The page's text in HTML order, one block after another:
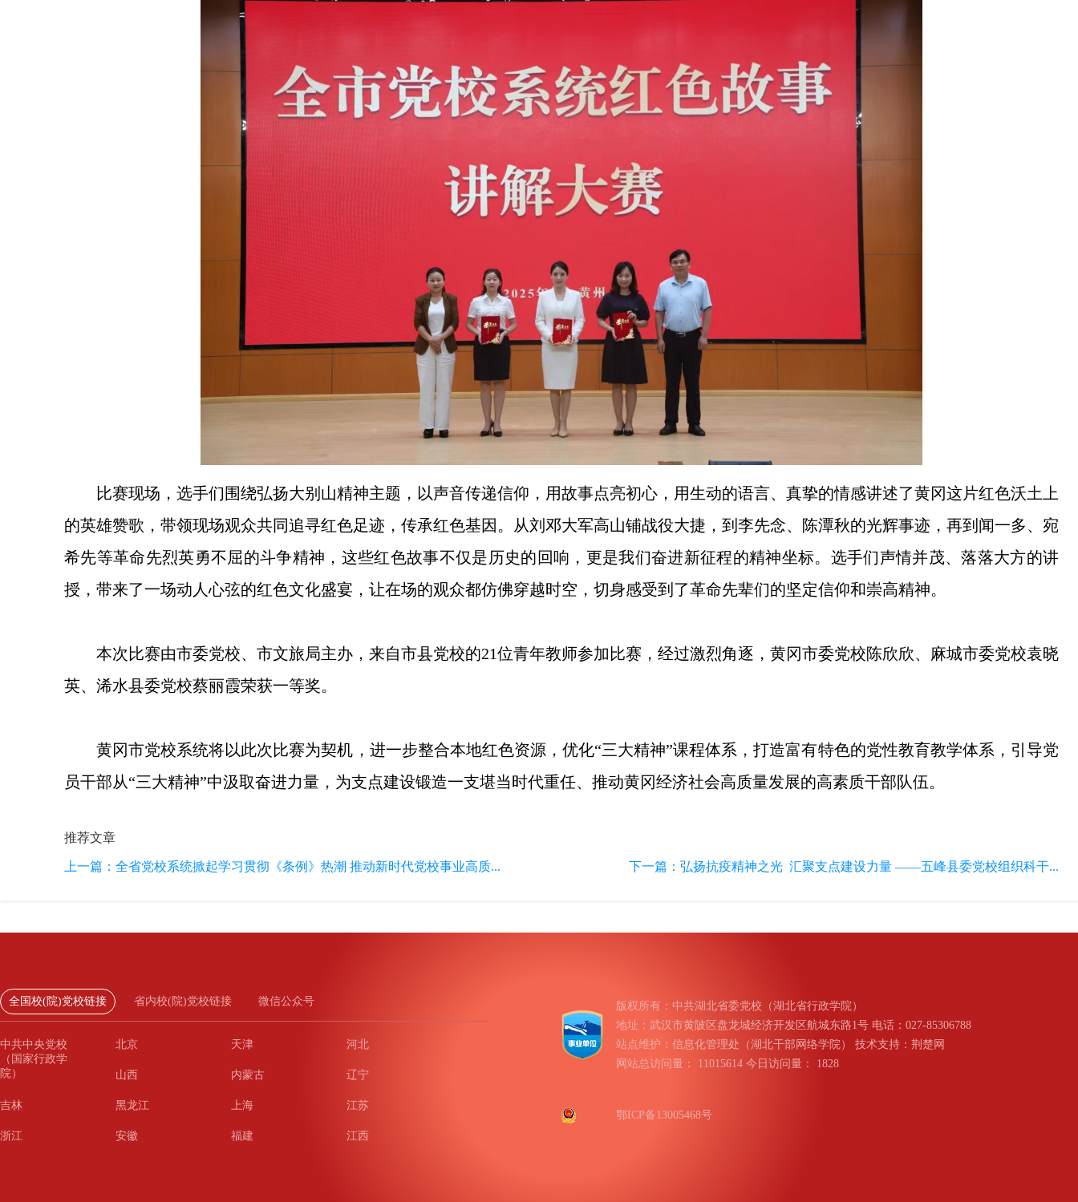
比赛现场，选手们围绕弘扬大别山精神主题，以声音传递信仰，用故事点亮初心，用生动的语言、真挚的情感讲述了黄冈这片红色沃土上
的英雄赞歌，带领现场观众共同追寻红色足迹，传承红色基因。从刘邓大军高山铺战役大捷，到李先念、陈潭秋的光辉事迹，再到闻一多、宛
希先等革命先烈英勇不屈的斗争精神，这些红色故事不仅是历史的回响，更是我们奋进新征程的精神坐标。选手们声情并茂、落落大方的讲
授，带来了一场动人心弦的红色文化盛宴，让在场的观众都仿佛穿越时空，切身感受到了革命先辈们的坚定信仰和崇高精神。
本次比赛由市委党校、市文旅局主办，来自市县党校的21位青年教师参加比赛，经过激烈角逐，黄冈市委党校陈欣欣、麻城市委党校袁晓
英、浠水县委党校蔡丽霞荣获一等奖。
黄冈市党校系统将以此次比赛为契机，进一步整合本地红色资源，优化“三大精神”课程体系，打造富有特色的党性教育教学体系，引导党
员干部从“三大精神”中汲取奋进力量，为支点建设锻造一支堪当时代重任、推动黄冈经济社会高质量发展的高素质干部队伍。
推荐文章
上一篇： 全省党校系统掀起学习贯彻《条例》热潮 推动新时代党校事业高质... 下一篇： 弘扬抗疫精神之光 汇聚支点建设力量 ——五峰县委党校组织科干...
全国校(院)党校链接 省内校(院)党校链接 微信公众号
中共中央党校
（国家行政学
院）
北京 天津 河北
山西 内蒙古 辽宁
吉林 黑龙江 上海 江苏
浙江 安徽 福建 江西
版权所有：中共湖北省委党校（湖北省行政学院）
地址：武汉市黄陂区盘龙城经济开发区航城东路1号 电话：027-85306788
站点维护：信息化管理处（湖北干部网络学院） 技术支持：荆楚网
网站总访问量： 11015614 今日访问量： 1828
鄂ICP备13005468号